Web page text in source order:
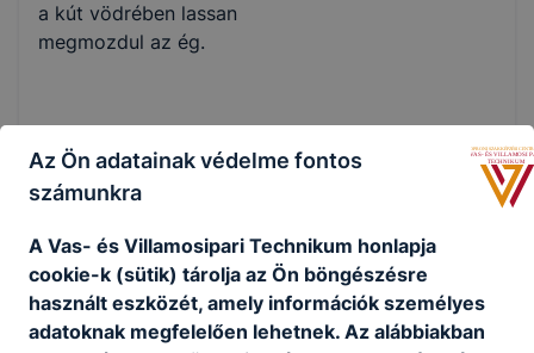
a kút vödrében lassan
megmozdul az ég.
Megosztás
KAPCSOLÓDÓ HÍREK
Az Ön adatainak védelme fontos
számunkra
A Vas- és Villamosipari Technikum honlapja
cookie-k (sütik) tárolja az Ön böngészésre
használt eszközét, amely információk személyes
adatoknak megfelelően lehetnek. Az alábbiakban